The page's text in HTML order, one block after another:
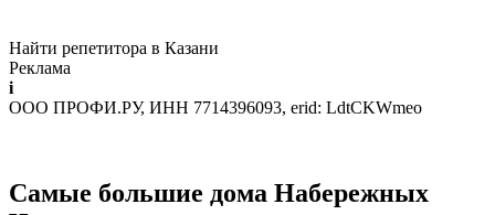
Найти репетитора в Казани
Реклама
i
ООО ПРОФИ.РУ, ИНН 7714396093, erid: LdtCKWmeo
Самые большие дома Набережных